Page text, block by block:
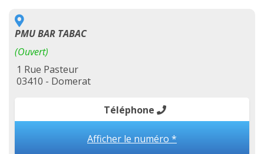
PMU BAR TABAC
(Ouvert)
1 Rue Pasteur
03410 - Domerat
Téléphone
Afficher le numéro *